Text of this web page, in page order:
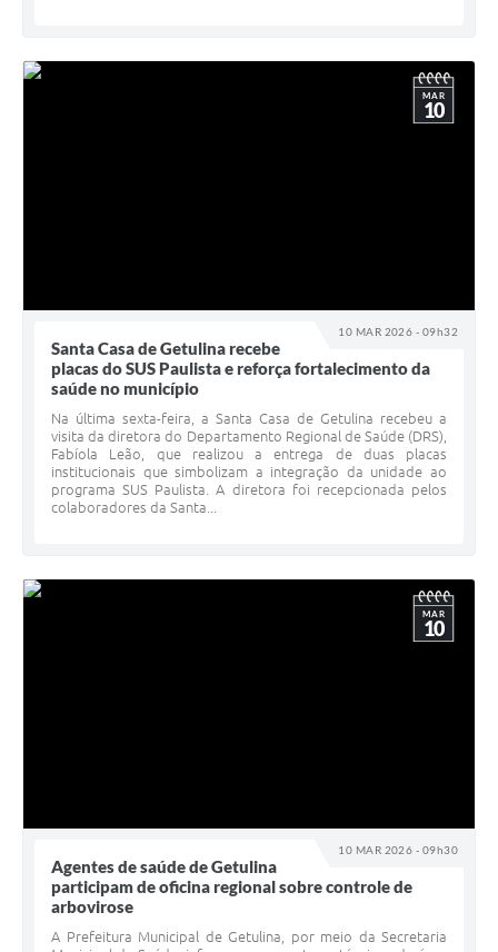
10 MAR 2026 - 09h32
MAR
10
Santa Casa de Getulina recebe
placas do SUS Paulista e reforça fortalecimento da
saúde no município
Na última sexta-feira, a Santa Casa de Getulina recebeu a
visita da diretora do Departamento Regional de Saúde (DRS),
Fabíola Leão, que realizou a entrega de duas placas
institucionais que simbolizam a integração da unidade ao
programa SUS Paulista. A diretora foi recepcionada pelos
colaboradores da Santa...
10 MAR 2026 - 09h30
MAR
10
Agentes de saúde de Getulina
participam de oficina regional sobre controle de
arbovirose
A Prefeitura Municipal de Getulina, por meio da Secretaria